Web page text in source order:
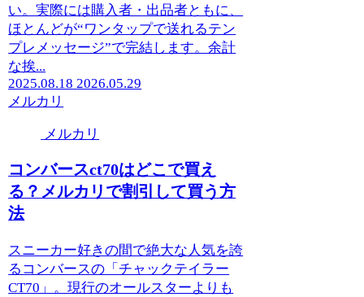
い。実際には購入者・出品者ともに、
ほとんどが“ワンタップで送れるテン
プレメッセージ”で完結します。余計
な挨...
2025.08.18 2026.05.29
メルカリ
メルカリ
コンバースct70はどこで買え
る？メルカリで割引して買う方
法
スニーカー好きの間で絶大な人気を誇
るコンバースの「チャックテイラー
CT70」。現行のオールスターよりも